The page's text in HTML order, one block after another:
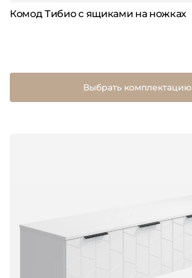
Комод Тибио с ящиками на ножках
Выбрать комплектацию